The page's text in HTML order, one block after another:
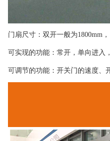
门扇尺寸：双开一般为1800mm
可实现的功能：常开，单向进入
可调节的功能：开关门的速度、